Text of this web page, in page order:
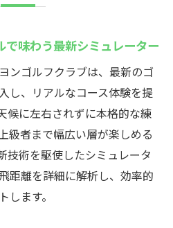
で味わう最新シミュレーター
ンゴルフクラブは、最新のゴ
し、リアルなコース体験を提
候に左右されずに本格的な練
級者まで幅広い層が楽しめる
技術を駆使したシミュレータ
距離を詳細に解析し、効率的
ます。